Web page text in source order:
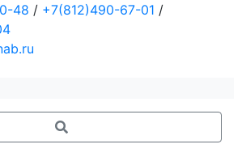
48 / +7(812)490-67-01 /